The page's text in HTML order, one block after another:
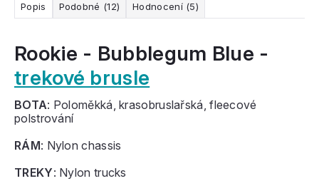
Popis Podobné (12) Hodnocení (5)
Rookie - Bubblegum Blue -
trekové brusle
BOTA: Poloměkká, krasobruslařská, fleecové
polstrování
RÁM: Nylon chassis
TREKY: Nylon trucks